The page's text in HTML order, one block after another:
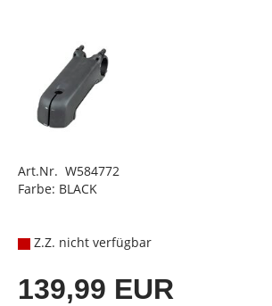
Art.Nr. W584772
Farbe: BLACK
Z.Z. nicht verfügbar
139,99 EUR